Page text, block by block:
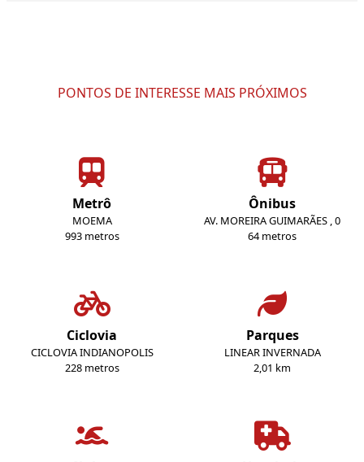
PONTOS DE INTERESSE MAIS PRÓXIMOS
Metrô
MOEMA
993 metros
Ônibus
AV. MOREIRA GUIMARÃES , 0
64 metros
Ciclovia
CICLOVIA INDIANOPOLIS
228 metros
Parques
LINEAR INVERNADA
2,01 km